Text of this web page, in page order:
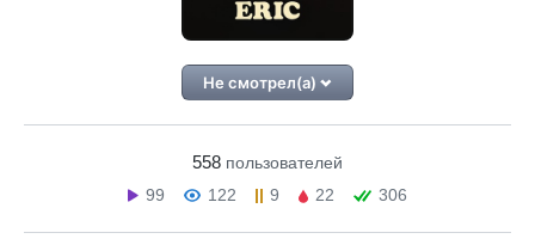
Не смотрел(а)
558 пользователей
99
122 9 22 306